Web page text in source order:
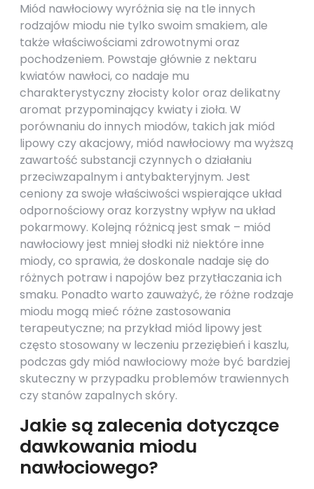
Miód nawłociowy wyróżnia się na tle innych
rodzajów miodu nie tylko swoim smakiem, ale
także właściwościami zdrowotnymi oraz
pochodzeniem. Powstaje głównie z nektaru
kwiatów nawłoci, co nadaje mu
charakterystyczny złocisty kolor oraz delikatny
aromat przypominający kwiaty i zioła. W
porównaniu do innych miodów, takich jak miód
lipowy czy akacjowy, miód nawłociowy ma wyższą
zawartość substancji czynnych o działaniu
przeciwzapalnym i antybakteryjnym. Jest
ceniony za swoje właściwości wspierające układ
odpornościowy oraz korzystny wpływ na układ
pokarmowy. Kolejną różnicą jest smak – miód
nawłociowy jest mniej słodki niż niektóre inne
miody, co sprawia, że doskonale nadaje się do
różnych potraw i napojów bez przytłaczania ich
smaku. Ponadto warto zauważyć, że różne rodzaje
miodu mogą mieć różne zastosowania
terapeutyczne; na przykład miód lipowy jest
często stosowany w leczeniu przeziębień i kaszlu,
podczas gdy miód nawłociowy może być bardziej
skuteczny w przypadku problemów trawiennych
czy stanów zapalnych skóry.
Jakie są zalecenia dotyczące
dawkowania miodu
nawłociowego?